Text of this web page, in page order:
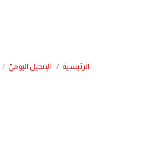
الرئيسية الإنجيل اليوميّ